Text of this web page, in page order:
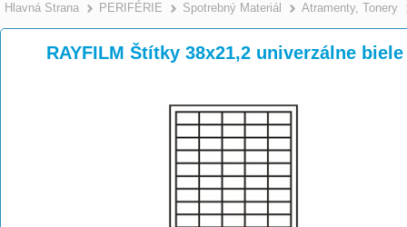
Hlavná Strana >
PERIFÉRIE >
Spotrebný Materiál >
Atramenty, Tonery
RAYFILM Štítky 38x21,2 univerzálne biele